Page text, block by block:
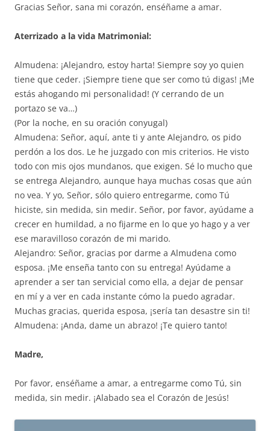
Gracias Señor, sana mi corazón, enséñame a amar.
Aterrizado a la vida Matrimonial:
Almudena: ¡Alejandro, estoy harta! Siempre soy yo quien
tiene que ceder. ¡Siempre tiene que ser como tú digas! ¡Me
estás ahogando mi personalidad! (Y cerrando de un
portazo se va…)
(Por la noche, en su oración conyugal)
Almudena: Señor, aquí, ante ti y ante Alejandro, os pido
perdón a los dos. Le he juzgado con mis criterios. He visto
todo con mis ojos mundanos, que exigen. Sé lo mucho que
se entrega Alejandro, aunque haya muchas cosas que aún
no vea. Y yo, Señor, sólo quiero entregarme, como Tú
hiciste, sin medida, sin medir. Señor, por favor, ayúdame a
crecer en humildad, a no fijarme en lo que yo hago y a ver
ese maravilloso corazón de mi marido.
Alejandro: Señor, gracias por darme a Almudena como
esposa. ¡Me enseña tanto con su entrega! Ayúdame a
aprender a ser tan servicial como ella, a dejar de pensar
en mí y a ver en cada instante cómo la puedo agradar.
Muchas gracias, querida esposa, ¡sería tan desastre sin ti!
Almudena: ¡Anda, dame un abrazo! ¡Te quiero tanto!
Madre,
Por favor, enséñame a amar, a entregarme como Tú, sin
medida, sin medir. ¡Alabado sea el Corazón de Jesús!